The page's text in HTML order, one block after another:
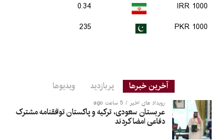
1000 IRR
0.34
1000 PKR
235
آخرین خبرها پربازدید ویدیوها
رویداد های اخیر 5 ساعت ago
عربستان سعودی، ترکیه و پاکستان توافقنامه مشترک
دفاعی امضا کردند